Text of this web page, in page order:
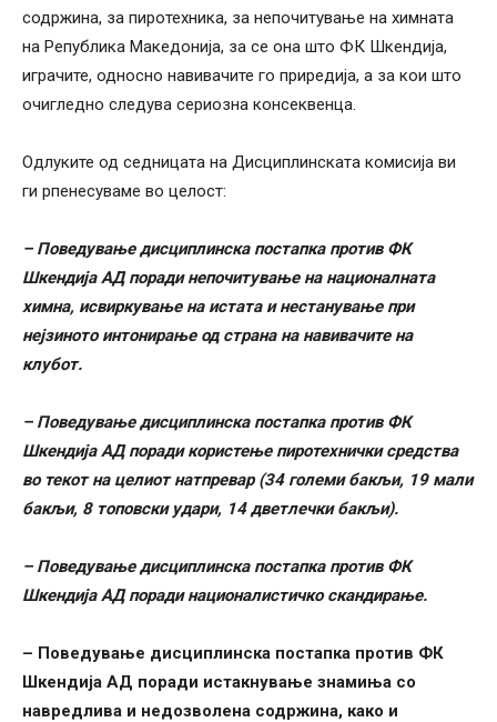
содржина, за пиротехника, за непочитување на химната
на Република Македонија, за се она што ФК Шкендија,
играчите, односно навивачите го приредија, а за кои што
очигледно следува сериозна консеквенца.
Одлуките од седницата на Дисциплинската комисија ви
ги рпенесуваме во целост:
– Поведување дисциплинска постапка против ФК
Шкендија АД поради непочитување на националната
химна, исвиркување на истата и нестанување при
нејзиното интонирање од страна на навивачите на
клубот.
– Поведување дисциплинска постапка против ФК
Шкендија АД поради користење пиротехнички средства
во текот на целиот натпревар (34 големи бакљи, 19 мали
бакљи, 8 топовски удари, 14 дветлечки бакљи).
– Поведување дисциплинска постапка против ФК
Шкендија АД поради националистичко скандирање.
– Поведување дисциплинска постапка против ФК
Шкендија АД поради истакнување знамиња со
навредлива и недозволена содржина, како и